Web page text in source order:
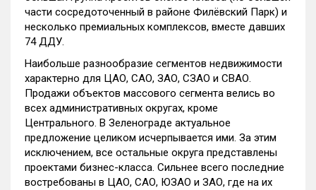
части сосредоточенный в районе Филёвский Парк) и
несколько премиальных комплексов, вместе давших
74 ДДУ.
Наибольше разнообразие сегментов недвижимости
характерно для ЦАО, САО, ЗАО, СЗАО и СВАО.
Продажи объектов массового сегмента велись во
всех административных округах, кроме
Центрального. В Зеленограде актуальное
предложение целиком исчерпывается ими. За этим
исключением, все остальные округа представлены
проектами бизнес-класса. Сильнее всего последние
востребованы в ЦАО, САО, ЮЗАО и ЗАО, где на их